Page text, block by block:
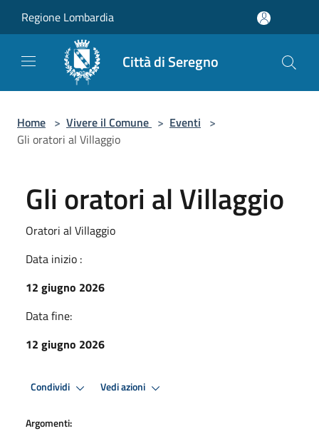
Regione Lombardia
Città di Seregno
Home > Vivere il Comune > Eventi >
Gli oratori al Villaggio
Gli oratori al Villaggio
Oratori al Villaggio
Data inizio :
12 giugno 2026
Data fine:
12 giugno 2026
Condividi Vedi azioni
Argomenti: